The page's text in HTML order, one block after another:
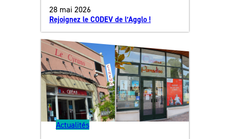
28 mai 2026
Rejoignez le CODEV de l’Agglo !
Actualités